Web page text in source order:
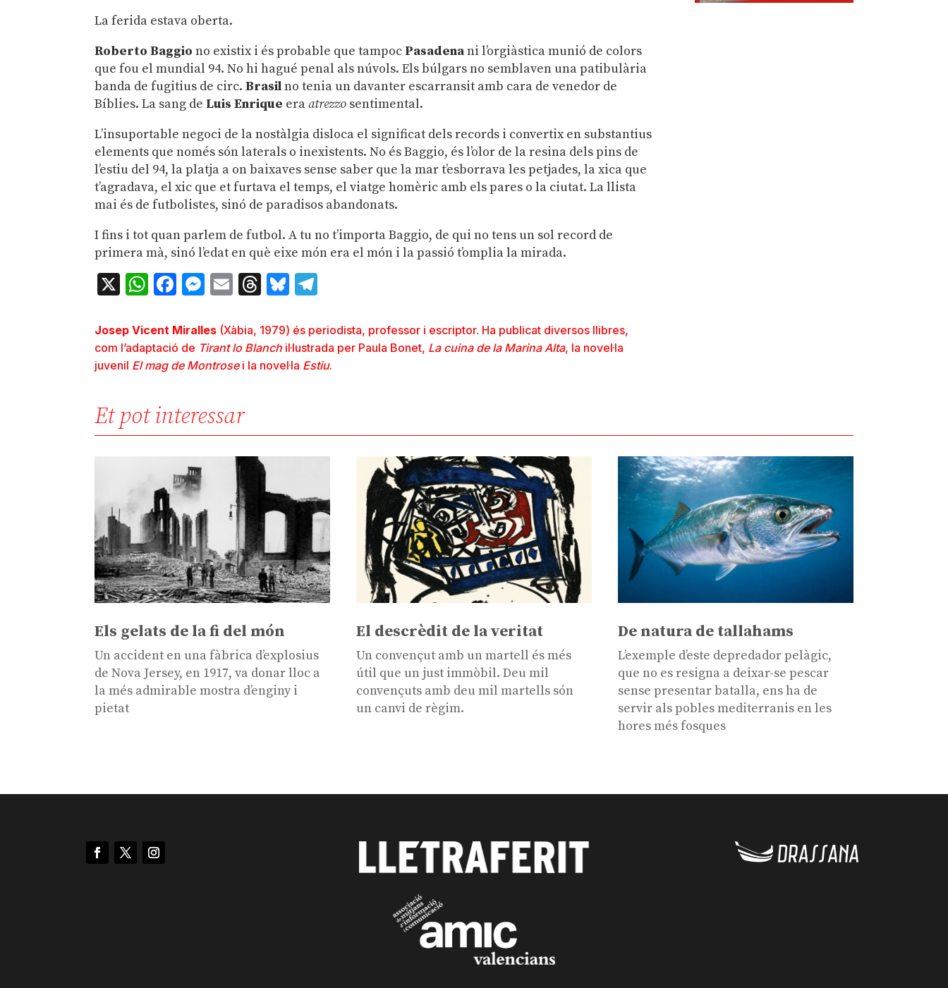
La ferida estava oberta.
Roberto Baggio no existix i és probable que tampoc Pasadenani l’orgiàstica munió de colors
que fou el mundial 94. No hi hagué penal als núvols. Els búlgars no semblaven una patibulària
banda de fugitius de circ.Brasilno tenia un davanter escarransit amb cara de venedor de
Bíblies. La sang de Luis Enrique eraatrezzo sentimental.
L’insuportable negoci de la nostàlgia disloca el significat dels records i convertix en substantius
elements que només són laterals o inexistents. No és Baggio, és l’olor de la resina dels pins de
l’estiu del 94, la platja a on baixaves sense saber que la mar t’esborrava les petjades, la xica que
t’agradava, el xic que et furtava el temps, el viatge homèric amb els pares o la ciutat. La llista
mai és de futbolistes, sinó de paradisos abandonats.
I fins i tot quan parlem de futbol. A tu no t’importa Baggio, de qui no tens un sol record de
primera mà, sinó l’edat en què eixe món era el món i la passió t’omplia la mirada.
X WhatsApp
Facebook
Messenger
EmailThreads
Bluesky
Josep Vicent Miralles (Xàbia, 1979) és periodista, professor i escriptor. Ha publicat diversos llibres,
com l’adaptació de Tirant lo Blanch il·lustrada per Paula Bonet, La cuina de la Marina Alta, la novel·la
juvenil El mag de Montrosei la novel·la Estiu.
Et pot interessar
Els gelats de la fi del món
Un accident en una fàbrica d’explosius
de Nova Jersey, en 1917, va donar lloc a
la més admirable mostra d’enginy i
pietat
El descrèdit de la veritat
Un convençut amb un martell és més
útil que un just immòbil. Deu mil
convençuts amb deu mil martells són
un canvi de règim.
De natura de tallahams
L’exemple d’este depredador pelàgic,
que no es resigna a deixar-se pescar
sense presentar batalla, ens ha de
servir als pobles mediterranis en les
hores més fosques